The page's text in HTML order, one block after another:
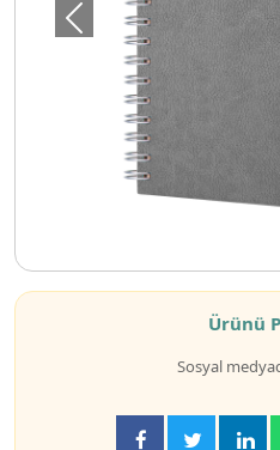
Önceki
Ürünü
Sosyal